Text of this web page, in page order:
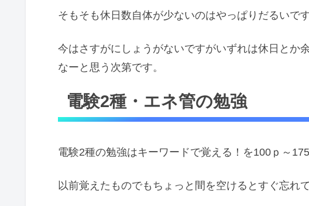
そもそも休日数自体が少ないのはやっぱりだるいです
今はさすがにしょうがないですがいずれは休日とか
なーと思う次第です。
電験2種・エネ管の勉強
電験2種の勉強はキーワードで覚える！を100ｐ～
以前覚えたものでもちょっと間を空けるとすぐ忘れ